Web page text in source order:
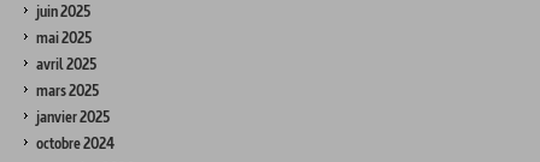
juin 2025
mai 2025
avril 2025
mars 2025
janvier 2025
octobre 2024